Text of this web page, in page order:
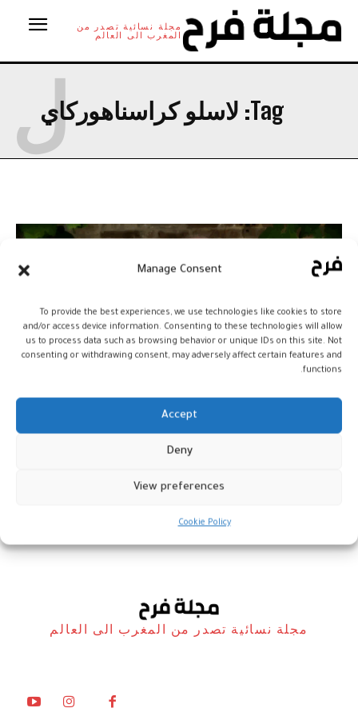
Manage Consent
To provide the best experiences, we use technologies like cookies to store
and/or access device information. Consenting to these technologies will allow
us to process data such as browsing behavior or unique IDs on this site. Not
consenting or withdrawing consent, may adversely affect certain features and
functions.
Accept
Deny
View preferences
Cookie Policy
مجلة نسائية تصدر من
المغرب الى العالم
Tag: لاسلو كراسناهوركايل
مجلة نسائية تصدر من المغرب الى العالم